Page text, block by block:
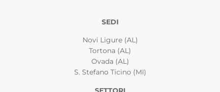
SEDI
Novi Ligure (AL)
Tortona (AL)
Ovada (AL)
S. Stefano Ticino (MI)